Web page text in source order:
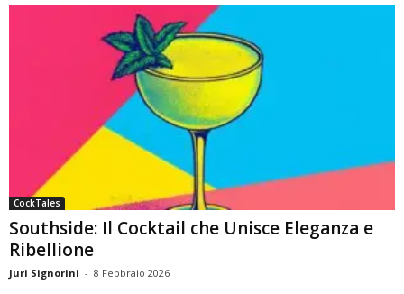
CockTales
Southside: Il Cocktail che Unisce Eleganza e
Ribellione
Juri Signorini - 8 Febbraio 2026